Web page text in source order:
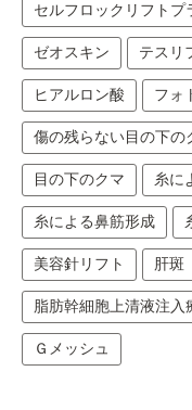
セルフロックリフトプ
ゼオスキン テスリ
ヒアルロン酸 フォ
傷の残らない目の下の
目の下のクマ 糸に
糸による鼻筋形成
美容針リフト 肝斑
脂肪幹細胞上清液注入
Ｇメッシュ